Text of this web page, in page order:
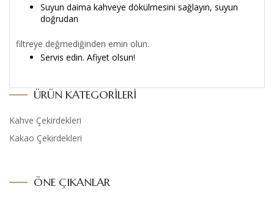
Suyun daima kahveye dökülmesini sağlayın, suyun
doğrudan
filtreye değmediğinden emin olun.
Servis edin. Afiyet olsun!
ÜRÜN KATEGORILERI
Kahve Çekirdekleri
Kakao Çekirdekleri
ÖNE ÇIKANLAR